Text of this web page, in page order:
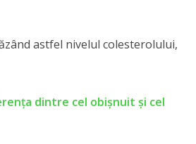
astfel nivelul colesterolului,
dintre cel obișnuit și cel